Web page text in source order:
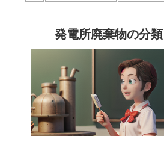
発電所廃棄物の分類